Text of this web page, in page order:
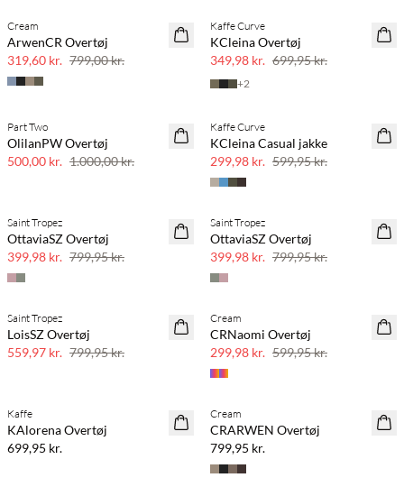
SAVE20
Cream
ArwenCR Overtøj
319,60 kr. 799,00 kr.
SAVE20
Kaffe Curve
KCleina Overtøj
349,98 kr. 699,95 kr.
+2
SAVE20
Part Two
OlilanPW Overtøj
500,00 kr. 1.000,00 kr.
SAVE20
Kaffe Curve
KCleina Casual jakke
299,98 kr. 599,95 kr.
SAVE20
Saint Tropez
OttaviaSZ Overtøj
399,98 kr. 799,95 kr.
SAVE20
Saint Tropez
OttaviaSZ Overtøj
399,98 kr. 799,95 kr.
30% rabat
Saint Tropez
LoisSZ Overtøj
559,97 kr. 799,95 kr.
50% rabat
Cream
CRNaomi Overtøj
299,98 kr. 599,95 kr.
Kaffe
KAlorena Overtøj
699,95 kr.
Cream
CRARWEN Overtøj
799,95 kr.
BASIC DEAL